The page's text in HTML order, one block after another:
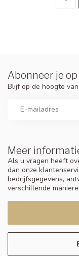
Meer
Als u vragen heeft
dan onze
bedrijfsgegevens,
verschillende
Abonneer je
Blijf op de hoogte